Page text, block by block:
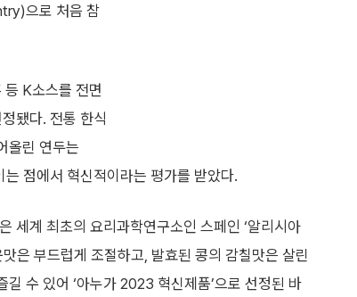
으로 처음 참
K소스를 전면
됐다. 전통 한식
올린 연두는
점에서 혁신적이라는 평가를 받았다.
세계 최초의 요리과학연구소인 스페인 ‘알리시아
은 부드럽게 조절하고, 발효된 콩의 감칠맛은 살린
수 있어 ‘아누가 2023 혁신제품’으로 선정된 바